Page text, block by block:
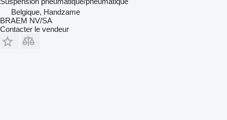
Belgique, Handzame
BRAEM NV/SA
Contacter le vendeur